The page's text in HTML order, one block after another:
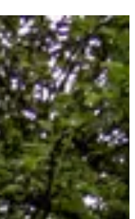
>Petit Trail Rustique du
du Samedi